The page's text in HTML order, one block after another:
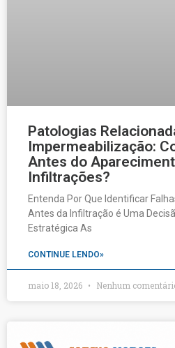
Patologias
Impermeabilização:
Antes do
Infiltrações?
Entenda Por Que Identificar
Antes da Infiltração é Uma
Estratégica As
CONTINUE LENDO»
maio 18, 2026 Nenhum